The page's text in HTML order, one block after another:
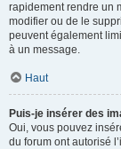
rapidement rendre un
modifier ou de le
peuvent également
à un message.
Haut
Puis-je insérer des
Oui, vous pouvez
du forum ont autorisé